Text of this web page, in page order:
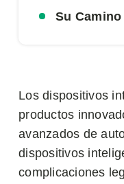
Su
Los dispositivos
productos
avanzados de
dispositivos
complicaciones